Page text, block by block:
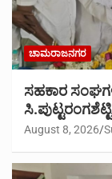
ಚಾಮರಾಜನಗರ
ಸಹಕಾರ
ಸಿ.ಪುಟ್ಟರಂಗಶೆಟ್ಟಿ
August 8, 2026